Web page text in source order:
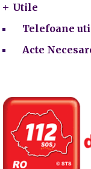
Utile
Telefoane
Acte